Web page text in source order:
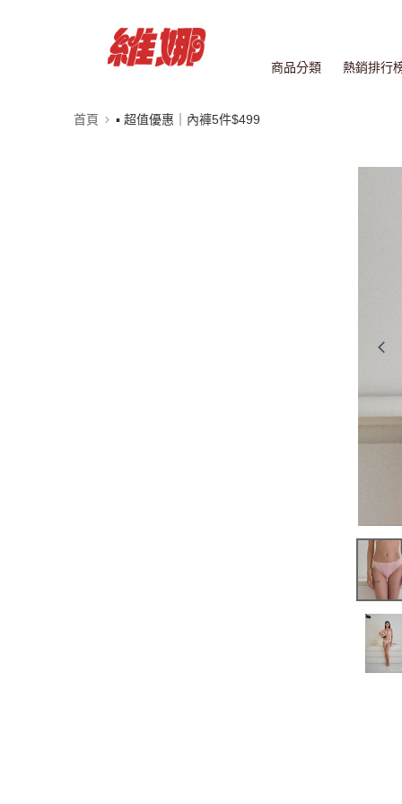
商品分類 熱銷排行
首頁 ▪ 超值優惠｜內褲5件$499